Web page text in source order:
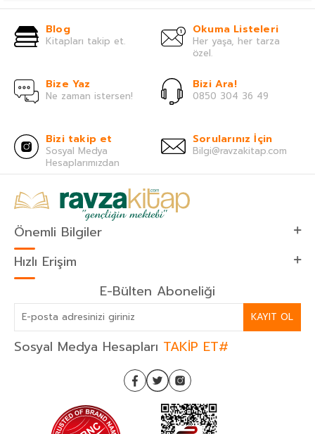
Blog
Kitapları takip et.
Okuma Listeleri
Her yaşa, her tarza
özel.
Bize Yaz
Ne zaman istersen!
Bizi Ara!
0850 304 36 49
Bizi takip et
Sosyal Medya
Hesaplarımızdan
Sorularınız İçin
Bilgi@ravzakitap.com
Önemli Bilgiler
Hızlı Erişim
E-Bülten Aboneliği
KAYIT OL
Sosyal Medya Hesapları TAKİP ET#